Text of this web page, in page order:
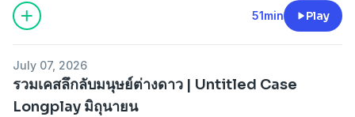
51min Play
July 07, 2026
รวมเคสลึกลับมนุษย์ต่างดาว | Untitled Case
Longplay มิถุนายน